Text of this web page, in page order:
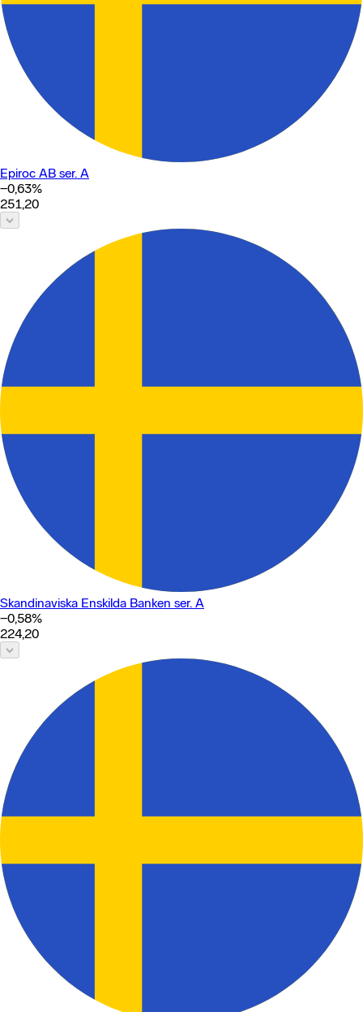
Epiroc AB ser. A
−0,63%
251,20
Skandinaviska Enskilda Banken ser. A
−0,58%
224,20